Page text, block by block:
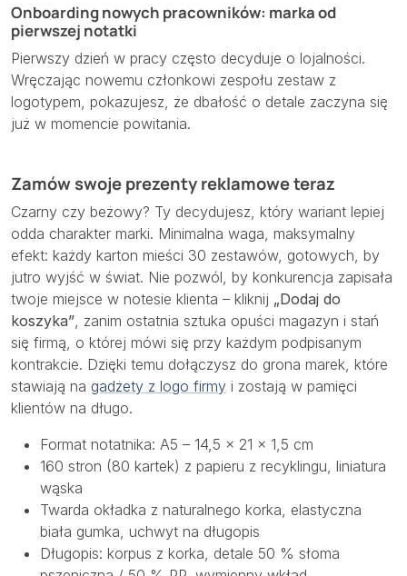
Onboarding nowych pracowników: marka od
pierwszej notatki
Pierwszy dzień w pracy często decyduje o lojalności.
Wręczając nowemu członkowi zespołu zestaw z
logotypem, pokazujesz, że dbałość o detale zaczyna się
już w momencie powitania.
Zamów swoje prezenty reklamowe teraz
Czarny czy beżowy? Ty decydujesz, który wariant lepiej
odda charakter marki. Minimalna waga, maksymalny
efekt: każdy karton mieści 30 zestawów, gotowych, by
jutro wyjść w świat. Nie pozwól, by konkurencja zapisała
twoje miejsce w notesie klienta – kliknij „Dodaj do
koszyka” , zanim ostatnia sztuka opuści magazyn i stań
się firmą, o której mówi się przy każdym podpisanym
kontrakcie. Dzięki temu dołączysz do grona marek, które
stawiają na gadżety z logo firmy i zostają w pamięci
klientów na długo.
Format notatnika: A5 – 14,5 × 21 × 1,5 cm
160 stron (80 kartek) z papieru z recyklingu, liniatura
wąska
Twarda okładka z naturalnego korka, elastyczna
biała gumka, uchwyt na długopis
Długopis: korpus z korka, detale 50 % słoma